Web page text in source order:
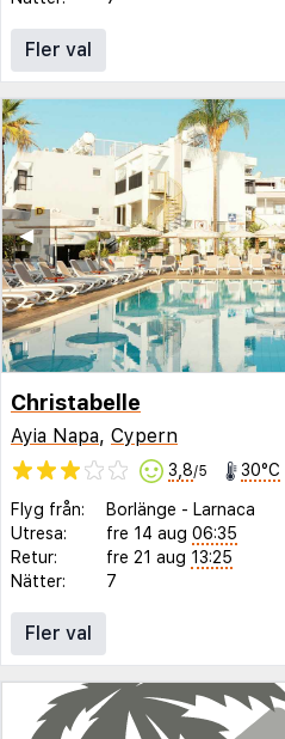
Fler val
◀︎
Christabelle
Ayia Napa, Cypern
3,8/5 30°C
Flyg från: Borlänge - Larnaca
Utresa:
fre 14 aug 06:35
Retur:
fre 21 aug 13:25
Nätter:
7
Fler val